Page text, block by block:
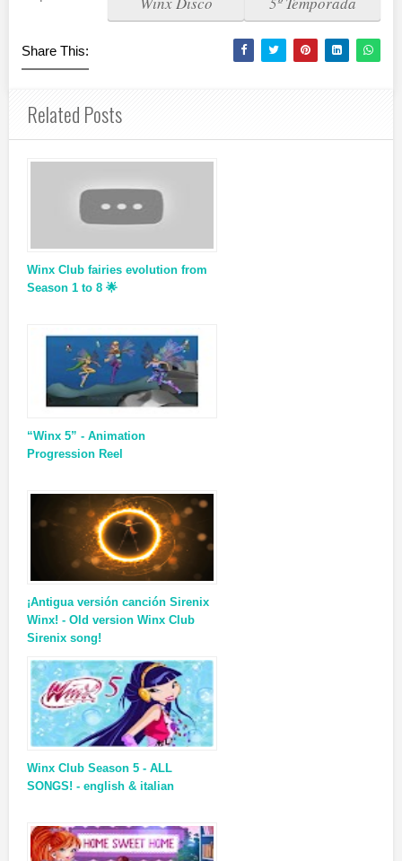
Share This:
Related Posts
Winx Club fairies evolution from
Season 1 to 8 🌟
“Winx 5” - Animation
Progression Reel
¡Antigua versión canción Sirenix
Winx! - Old version Winx Club
Sirenix song!
Winx Club Season 5 - ALL
SONGS! - english & italian